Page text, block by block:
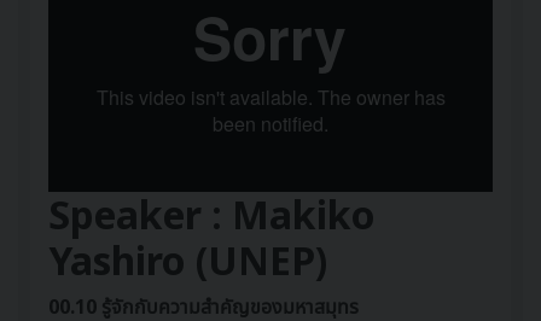
Speaker : Makiko
Yashiro (UNEP)
00.10 รู้จักกับความสำคัญของมหาสมุทร